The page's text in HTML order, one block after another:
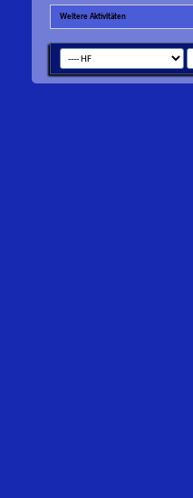
Weitere Aktivitäten